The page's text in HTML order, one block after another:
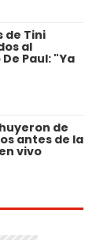
de Tini
al
Paul: "Ya
de
antes de la
vivo